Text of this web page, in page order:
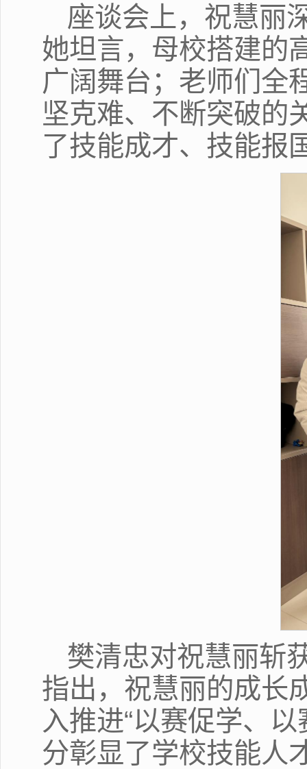
座谈会上，祝慧丽
她坦言，母校搭建的
广阔舞台；老师们全
坚克难、不断突破的
了技能成才、技能报
樊清忠对祝慧丽斩
指出，祝慧丽的成长
入推进“以赛促学、
分彰显了学校技能人